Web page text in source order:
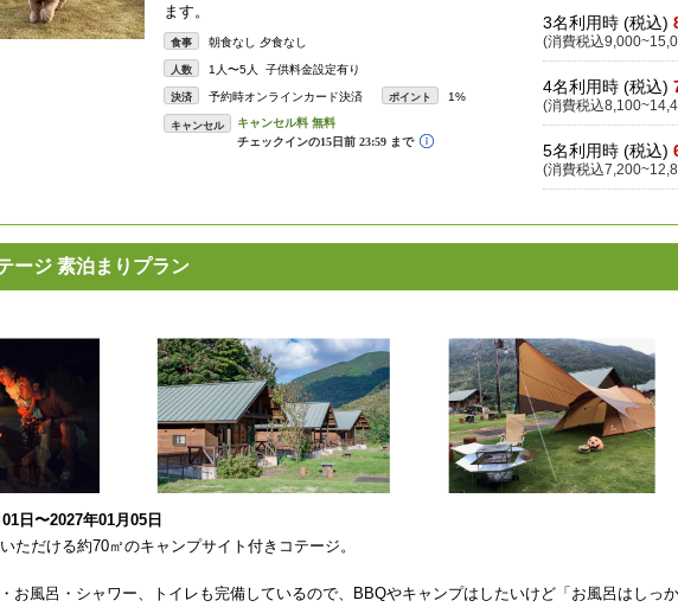
ます。
食事 朝食なし 夕食なし
人数 1人〜5人 子供料金設定有り
決済 予約時オンラインカード決済 ポイント 1%
キャンセル
3名利用時 (税込)
(消費税込
4名利用時 (税込)
(消費税込
5名利用時 (税込)
(消費税込
ージ 素泊まりプラン
日〜2027年01月05日
ただける約70㎡のキャンプサイト付きコテージ。
お風呂・シャワー、トイレも完備しているので、BBQやキャンプはしたいけど「お風呂はしっ